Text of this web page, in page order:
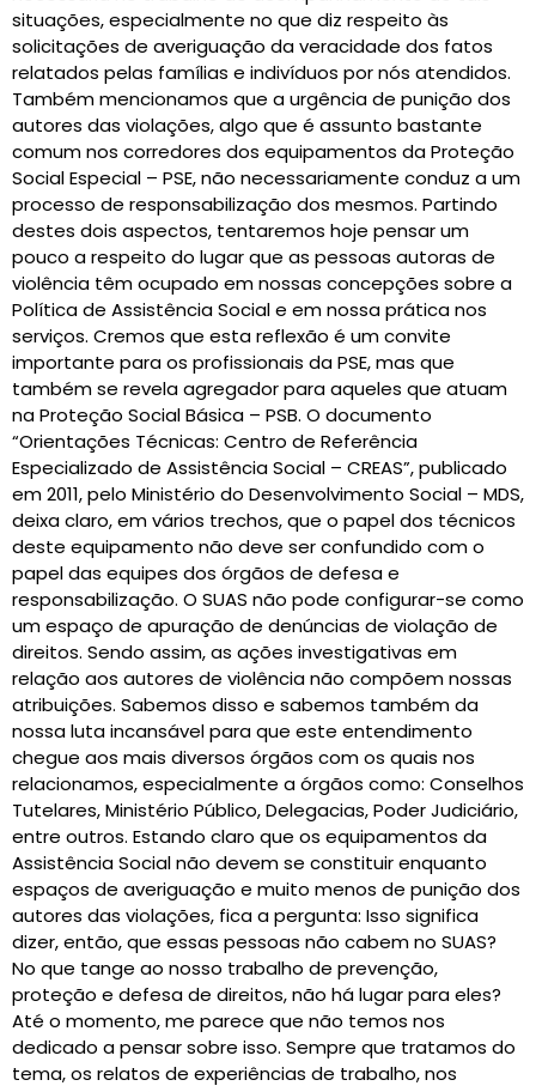
situações, especialmente no que diz respeito às
solicitações de averiguação da veracidade dos fatos
relatados pelas famílias e indivíduos por nós atendidos.
Também mencionamos que a urgência de punição dos
autores das violações, algo que é assunto bastante
comum nos corredores dos equipamentos da Proteção
Social Especial – PSE, não necessariamente conduz a um
processo de responsabilização dos mesmos. Partindo
destes dois aspectos, tentaremos hoje pensar um
pouco a respeito do lugar que as pessoas autoras de
violência têm ocupado em nossas concepções sobre a
Política de Assistência Social e em nossa prática nos
serviços. Cremos que esta reflexão é um convite
importante para os profissionais da PSE, mas que
também se revela agregador para aqueles que atuam
na Proteção Social Básica – PSB. O documento
“Orientações Técnicas: Centro de Referência
Especializado de Assistência Social – CREAS”, publicado
em 2011, pelo Ministério do Desenvolvimento Social – MDS,
deixa claro, em vários trechos, que o papel dos técnicos
deste equipamento não deve ser confundido com o
papel das equipes dos órgãos de defesa e
responsabilização. O SUAS não pode configurar-se como
um espaço de apuração de denúncias de violação de
direitos. Sendo assim, as ações investigativas em
relação aos autores de violência não compõem nossas
atribuições. Sabemos disso e sabemos também da
nossa luta incansável para que este entendimento
chegue aos mais diversos órgãos com os quais nos
relacionamos, especialmente a órgãos como: Conselhos
Tutelares, Ministério Público, Delegacias, Poder Judiciário,
entre outros. Estando claro que os equipamentos da
Assistência Social não devem se constituir enquanto
espaços de averiguação e muito menos de punição dos
autores das violações, fica a pergunta: Isso significa
dizer, então, que essas pessoas não cabem no SUAS?
No que tange ao nosso trabalho de prevenção,
proteção e defesa de direitos, não há lugar para eles?
Até o momento, me parece que não temos nos
dedicado a pensar sobre isso. Sempre que tratamos do
tema, os relatos de experiências de trabalho, nos